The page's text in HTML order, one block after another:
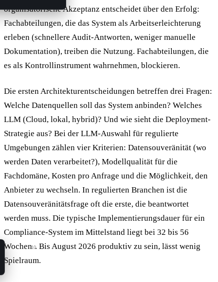
organisatorische Akzeptanz entscheidet über den Erfolg:
Fachabteilungen, die das System als Arbeitserleichterung
erleben (schnellere Audit-Antworten, weniger manuelle
Dokumentation), treiben die Nutzung. Fachabteilungen, die
es als Kontrollinstrument wahrnehmen, blockieren.
Die ersten Architekturentscheidungen betreffen drei Fragen:
Welche Datenquellen soll das System anbinden? Welches
LLM (Cloud, lokal, hybrid)? Und wie sieht die Deployment-
Strategie aus? Bei der LLM-Auswahl für regulierte
Umgebungen zählen vier Kriterien: Datensouveränität (wo
werden Daten verarbeitet?), Modellqualität für die
Fachdomäne, Kosten pro Anfrage und die Möglichkeit, den
Anbieter zu wechseln. In regulierten Branchen ist die
Datensouveränitätsfrage oft die erste, die beantwortet
werden muss. Die typische Implementierungsdauer für ein
Compliance-System im Mittelstand liegt bei 32 bis 56
Wochen10. Bis August 2026 produktiv zu sein, lässt wenig
Spielraum.